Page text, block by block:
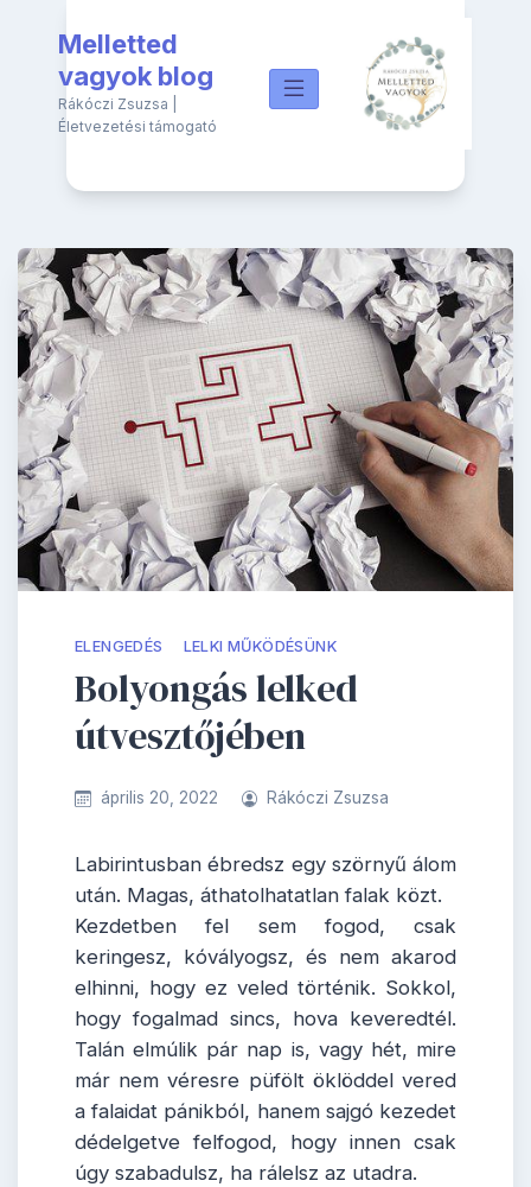
content
Melletted
vagyok blog
Rákóczi Zsuzsa |
Életvezetési támogató
ELENGEDÉS LELKI MŰKÖDÉSÜNK
Bolyongás lelked
útvesztőjében
április 20, 2022 Rákóczi Zsuzsa
Labirintusban ébredsz egy szörnyű álom
után. Magas, áthatolhatatlan falak közt.
Kezdetben fel sem fogod, csak
keringesz, kóvályogsz, és nem akarod
elhinni, hogy ez veled történik. Sokkol,
hogy fogalmad sincs, hova keveredtél.
Talán elmúlik pár nap is, vagy hét, mire
már nem véresre püfölt öklöddel vered
a falaidat pánikból, hanem sajgó kezedet
dédelgetve felfogod, hogy innen csak
úgy szabadulsz, ha rálelsz az utadra.